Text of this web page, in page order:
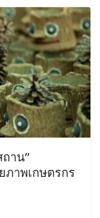
าน”
าพเกษตรกร